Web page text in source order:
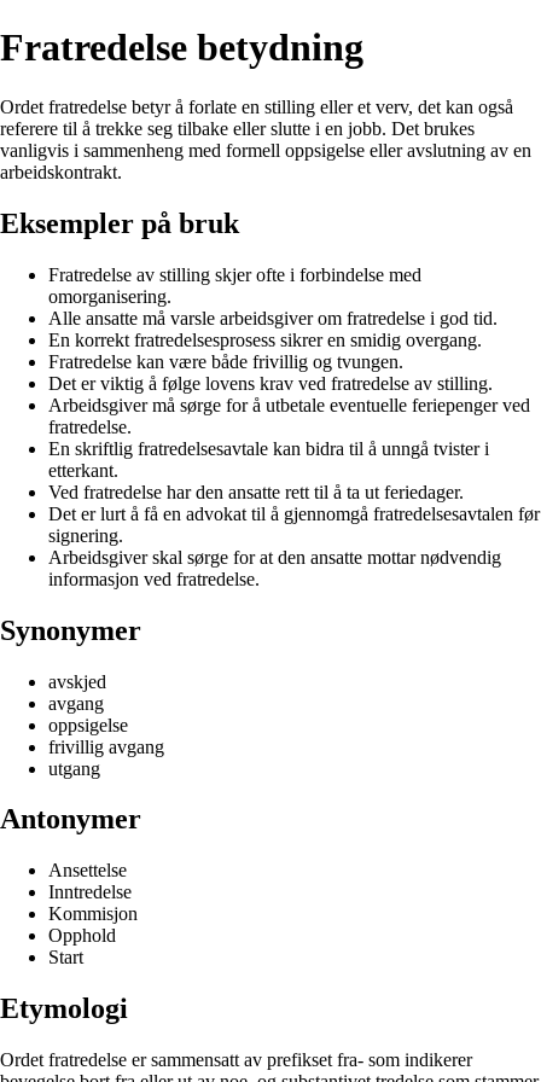
Fratredelse betydning
Ordet fratredelse betyr å forlate en stilling eller et verv, det kan også
referere til å trekke seg tilbake eller slutte i en jobb. Det brukes
vanligvis i sammenheng med formell oppsigelse eller avslutning av en
arbeidskontrakt.
Eksempler på bruk
Fratredelse av stilling skjer ofte i forbindelse med
omorganisering.
Alle ansatte må varsle arbeidsgiver om fratredelse i god tid.
En korrekt fratredelsesprosess sikrer en smidig overgang.
Fratredelse kan være både frivillig og tvungen.
Det er viktig å følge lovens krav ved fratredelse av stilling.
Arbeidsgiver må sørge for å utbetale eventuelle feriepenger ved
fratredelse.
En skriftlig fratredelsesavtale kan bidra til å unngå tvister i
etterkant.
Ved fratredelse har den ansatte rett til å ta ut feriedager.
Det er lurt å få en advokat til å gjennomgå fratredelsesavtalen før
signering.
Arbeidsgiver skal sørge for at den ansatte mottar nødvendig
informasjon ved fratredelse.
Synonymer
avskjed
avgang
oppsigelse
frivillig avgang
utgang
Antonymer
Ansettelse
Inntredelse
Kommisjon
Opphold
Start
Etymologi
Ordet fratredelse er sammensatt av prefikset fra- som indikerer